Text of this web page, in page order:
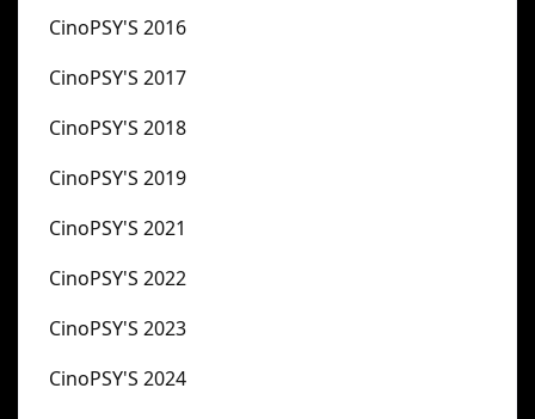
CinoPSY'S 2016
CinoPSY'S 2017
CinoPSY'S 2018
CinoPSY'S 2019
CinoPSY'S 2021
CinoPSY'S 2022
CinoPSY'S 2023
CinoPSY'S 2024